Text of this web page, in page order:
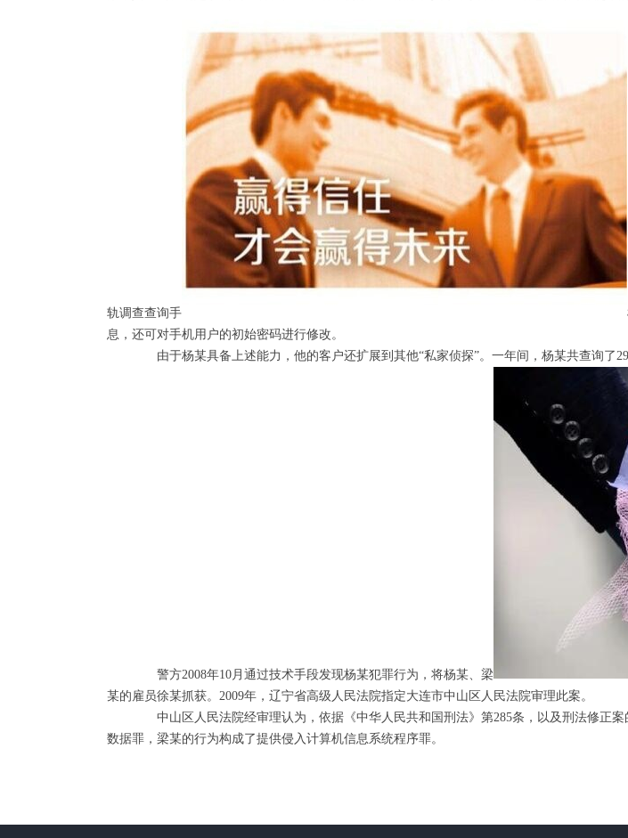
轨调查查询手
息，还可对手机用户的初始密码进行修改。
由于杨某具备上述能力，他的客户还扩展到其他“私家侦探”。一年间，杨某共查询了290
警方2008年10月通过技术手段发现杨某犯罪行为，将杨某、梁
某的雇员徐某抓获。2009年，辽宁省高级人民法院指定大连市中山区人民法院审理此案。
中山区人民法院经审理认为，依据《中华人民共和国刑法》第285条，以及刑法修正案
数据罪，梁某的行为构成了提供侵入计算机信息系统程序罪。